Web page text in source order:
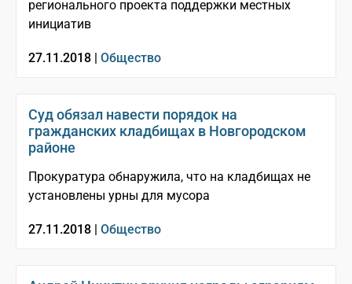
регионального проекта поддержки местных
инициатив
27.11.2018 | Общество
Суд обязал навести порядок на
гражданских кладбищах в Новгородском
районе
Прокуратура обнаружила, что на кладбищах не
установлены урны для мусора
27.11.2018 | Общество